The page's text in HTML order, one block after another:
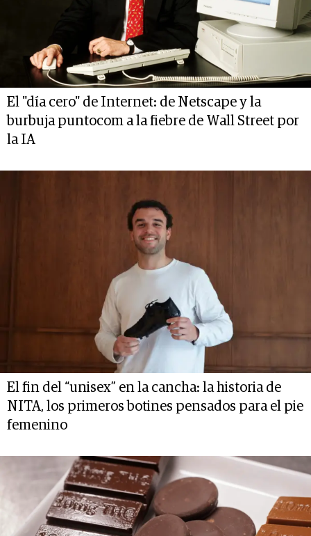
El "día cero" de Internet: de Netscape y la
burbuja puntocom a la fiebre de Wall Street por
la IA
El fin del “unisex” en la cancha: la historia de
NITA, los primeros botines pensados para el pie
femenino